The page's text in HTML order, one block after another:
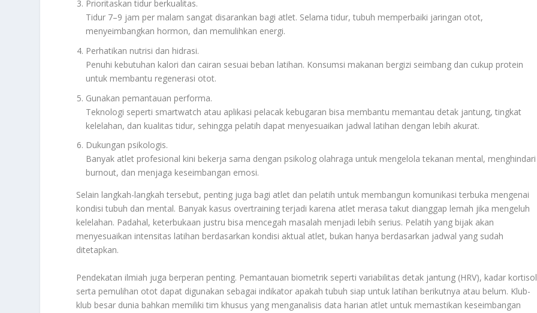
Prioritaskan tidur berkualitas.
Tidur 7–9 jam per malam sangat disarankan bagi atlet. Selama tidur, tubuh memperbaiki jaringan otot,
menyeimbangkan hormon, dan memulihkan energi.
Perhatikan nutrisi dan hidrasi.
Penuhi kebutuhan kalori dan cairan sesuai beban latihan. Konsumsi makanan bergizi seimbang dan cukup protein
untuk membantu regenerasi otot.
Gunakan pemantauan performa.
Teknologi seperti smartwatch atau aplikasi pelacak kebugaran bisa membantu memantau detak jantung, tingkat
kelelahan, dan kualitas tidur, sehingga pelatih dapat menyesuaikan jadwal latihan dengan lebih akurat.
Dukungan psikologis.
Banyak atlet profesional kini bekerja sama dengan psikolog olahraga untuk mengelola tekanan mental, menghindari
burnout, dan menjaga keseimbangan emosi.
Selain langkah-langkah tersebut, penting juga bagi atlet dan pelatih untuk membangun komunikasi terbuka mengenai
kondisi tubuh dan mental. Banyak kasus overtraining terjadi karena atlet merasa takut dianggap lemah jika mengeluh
kelelahan. Padahal, keterbukaan justru bisa mencegah masalah menjadi lebih serius. Pelatih yang bijak akan
menyesuaikan intensitas latihan berdasarkan kondisi aktual atlet, bukan hanya berdasarkan jadwal yang sudah
ditetapkan.
Pendekatan ilmiah juga berperan penting. Pemantauan biometrik seperti variabilitas detak jantung (HRV), kadar
serta pemulihan otot dapat digunakan sebagai indikator apakah tubuh siap untuk latihan berikutnya atau belum. Klub-
klub besar dunia bahkan memiliki tim khusus yang menganalisis data harian atlet untuk memastikan keseimbangan